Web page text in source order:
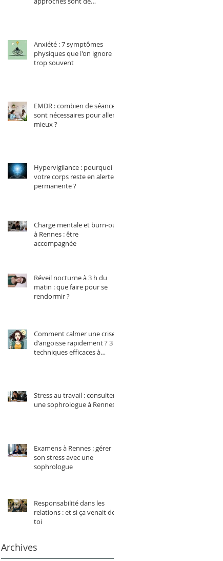
Anxiété : 7 symptômes
physiques que l'on ignore
trop souvent
EMDR : combien de séances
sont nécessaires pour aller
mieux ?
Hypervigilance : pourquoi
votre corps reste en alerte
permanente ?
Charge mentale et burn-out
à Rennes : être
accompagnée
Réveil nocturne à 3 h du
matin : que faire pour se
rendormir ?
Comment calmer une crise
d'angoisse rapidement ? 3
techniques efficaces à
Stress au travail : consulter
une sophrologue à Rennes
Examens à Rennes : gérer
son stress avec une
sophrologue
Responsabilité dans les
relations : et si ça venait de
toi
Archives